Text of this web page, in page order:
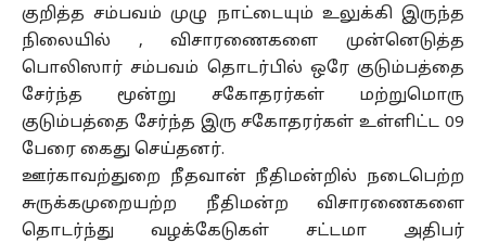
குறித்த சம்பவம் முழு நாட்டையும் உலுக்கி இருந்த
நிலையில் , விசாரணைகளை முன்னெடுத்த
பொலிஸார் சம்பவம் தொடர்பில் ஒரே குடும்பத்தை
சேர்ந்த மூன்று சகோதரர்கள் மற்றுமொரு
குடும்பத்தை சேர்ந்த இரு சகோதரர்கள் உள்ளிட்ட 09
பேரை கைது செய்தனர்.
ஊர்காவற்துறை நீதவான் நீதிமன்றில் நடைபெற்ற
சுருக்கமுறையற்ற நீதிமன்ற விசாரணைகளை
தொடர்ந்து வழக்கேடுகள் சட்டமா அதிபர்